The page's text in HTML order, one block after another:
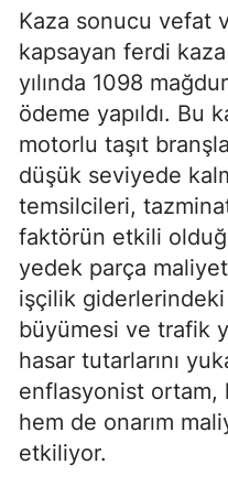
Kaza sonucu vefat
kapsayan ferdi
yılında 1098
ödeme yapıldı. Bu
motorlu taşıt
düşük seviyede
temsilcileri,
faktörün etkili
yedek parça
işçilik giderlerindeki
büyümesi ve trafik
hasar tutarlarını
enflasyonist ortam,
hem de onarım
etkiliyor.